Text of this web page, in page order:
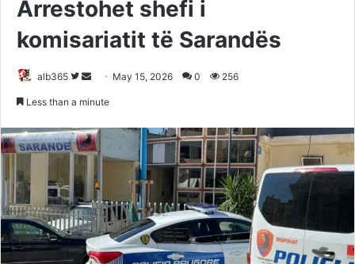
Arrestohet shefi i
komisariatit të Sarandës
alb365
Follow
Send May 15, 2026 0 256
Less than a minute